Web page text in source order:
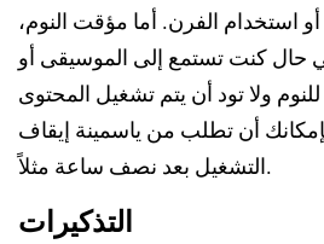
استخدام الفرن. أما مؤقت النوم،
حال كنت تستمع إلى الموسيقى أو
ولا تود أن يتم تشغيل المحتوى
أن تطلب من ياسمينة إيقاف
التشغيل بعد نصف ساعة مثلاً.
التذكيرات